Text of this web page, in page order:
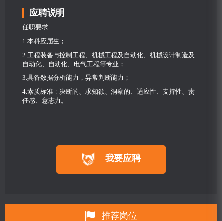
应聘说明
任职要求
1.本科应届生；
2.工程装备与控制工程、机械工程及自动化、机械设计制造及
自动化、自动化、电气工程等专业；
3.具备数据分析能力，异常判断能力；
4.素质标准：决断的、求知欲、洞察的、适应性、支持性、责
任感、意志力。
我要应聘
推荐岗位